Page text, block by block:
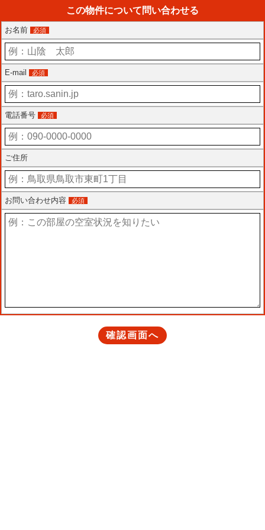
この物件について問い合わせる
お名前 必須
E-mail 必須
電話番号 必須
ご住所
お問い合わせ内容 必須